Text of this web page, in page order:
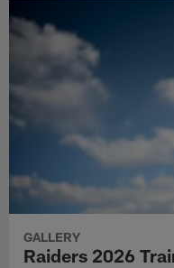
GALLERY
Raiders 2026